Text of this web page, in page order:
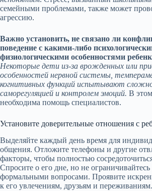
семейными проблемами, также может
агрессию.
Важно установить, не связано ли
поведение с какими-либо
физиологическими особенностями
Некоторые дети из-за врожденных или
особенностей нервной системы,
когнитивных функций испытывают
саморегуляцией и контролем эмоций. В
необходима помощь специалистов.
Установите доверительные отношения с
Выделяйте каждый день время для
общения. Отложите телефоны и другие
факторы, чтобы полностью
Спросите о его дне, но не ограничивайтесь
формальными вопросами. Проявите
к его увлечениям, друзьям и переживаниям.